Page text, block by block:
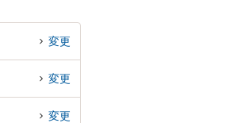
変更
変更
変更